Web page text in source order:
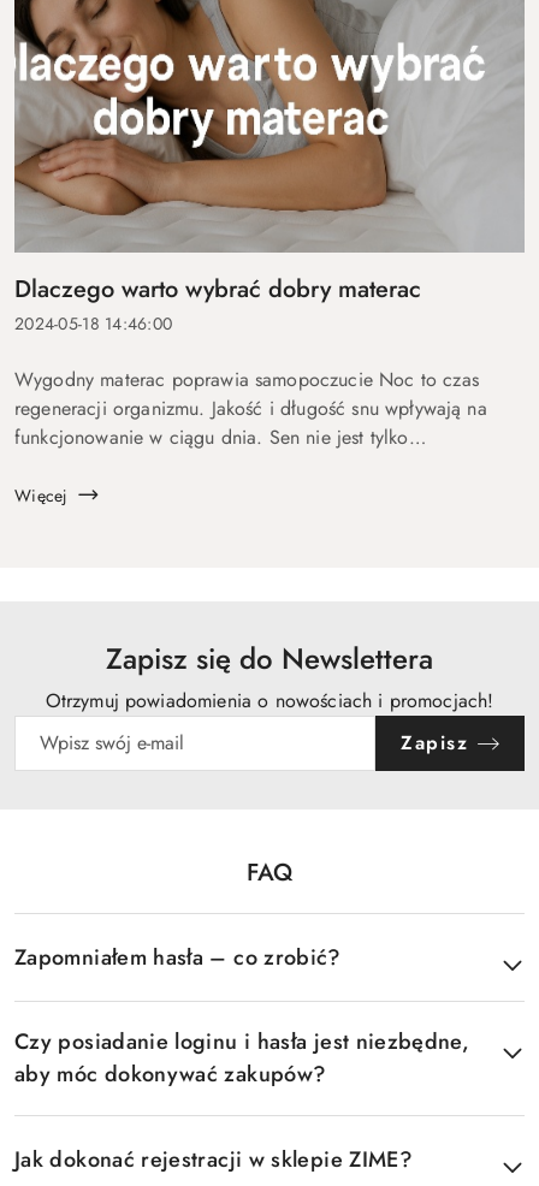
Dlaczego warto wybrać dobry materac
2024-05-18 14:46:00
Wygodny materac poprawia samopoczucie Noc to czas
regeneracji organizmu. Jakość i długość snu wpływają na
funkcjonowanie w ciągu dnia. Sen nie jest tylko
psychicznej. Podczas snu organizm odbu...
Więcej
Zapisz się do Newslettera
Otrzymuj powiadomienia o nowościach i promocjach!
Zapisz
FAQ
Zapomniałem hasła – co zrobić?
Czy posiadanie loginu i hasła jest niezbędne,
aby móc dokonywać zakupów?
Jak dokonać rejestracji w sklepie ZIME?